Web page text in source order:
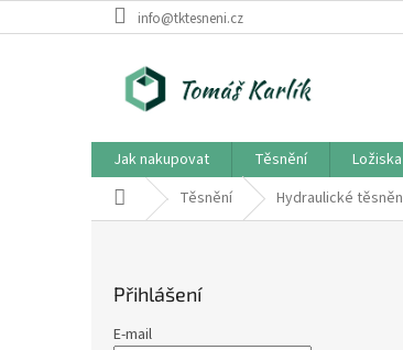
na
info@tktesneni.cz
Jak nakupovat Těsnění Ložiska
Domů Těsnění Hydraulické
Přihlášení
E-mail